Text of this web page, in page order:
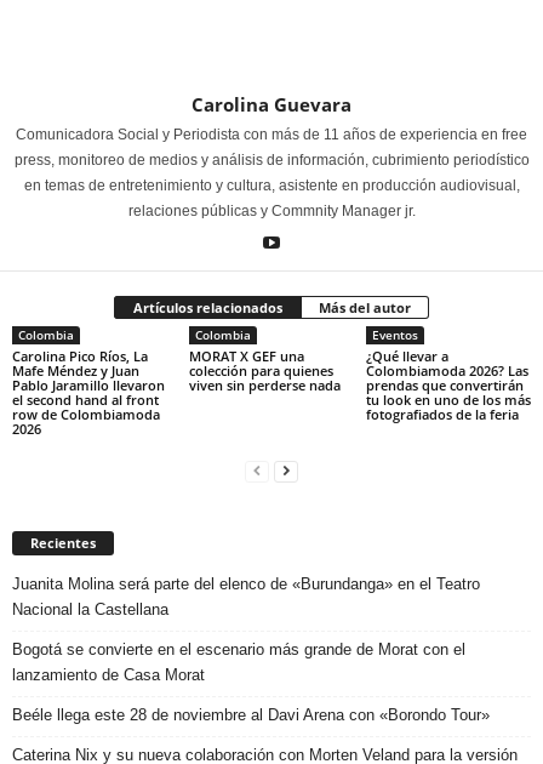
Carolina Guevara
Comunicadora Social y Periodista con más de 11 años de experiencia en free
press, monitoreo de medios y análisis de información, cubrimiento periodístico
en temas de entretenimiento y cultura, asistente en producción audiovisual,
relaciones públicas y Commnity Manager jr.
Artículos relacionados Más del autor
Colombia
Carolina Pico Ríos, La
Mafe Méndez y Juan
Pablo Jaramillo llevaron
el second hand al front
row de Colombiamoda
2026
Colombia
MORAT X GEF una
colección para quienes
viven sin perderse nada
Eventos
¿Qué llevar a
Colombiamoda 2026? Las
prendas que convertirán
tu look en uno de los más
fotografiados de la feria
Recientes
Juanita Molina será parte del elenco de «Burundanga» en el Teatro
Nacional la Castellana
Bogotá se convierte en el escenario más grande de Morat con el
lanzamiento de Casa Morat
Beéle llega este 28 de noviembre al Davi Arena con «Borondo Tour»
Caterina Nix y su nueva colaboración con Morten Veland para la versión